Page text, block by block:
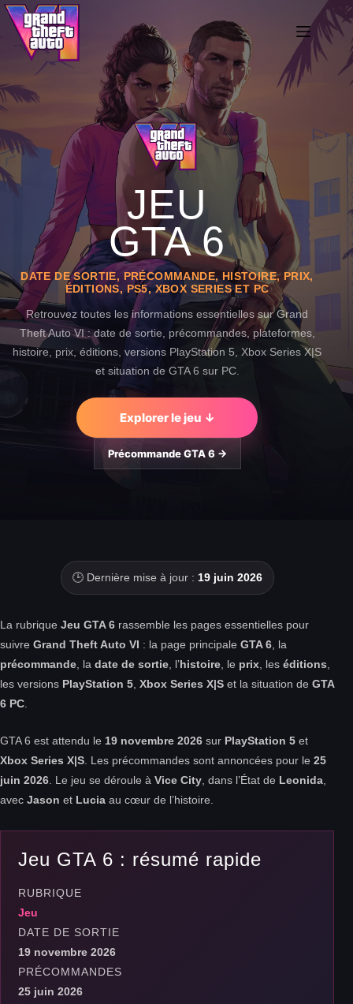
Passer
au
contenu
JEU
GTA 6
DATE DE SORTIE, PRÉCOMMANDE, HISTOIRE, PRIX,
ÉDITIONS, PS5, XBOX SERIES ET PC
Retrouvez toutes les informations essentielles sur Grand
Theft Auto VI : date de sortie, précommandes, plateformes,
histoire, prix, éditions, versions PlayStation 5, Xbox Series X|S
et situation de GTA 6 sur PC.
Explorer le jeu ↓
Précommande GTA 6 →
🕒 Dernière mise à jour : 19 juin 2026
La rubrique Jeu GTA 6 rassemble les pages essentielles pour
suivre Grand Theft Auto VI : la page principale GTA 6 , la
précommande , la date de sortie , l’histoire , le prix , les éditions
les versions PlayStation 5 Xbox Series X|S et la situation de GTA
6 PC
GTA 6 est attendu le 19 novembre 2026 sur PlayStation 5 et
Xbox Series X|S . Les précommandes sont annoncées pour le 25
juin 2026 . Le jeu se déroule à Vice City , dans l’État de Leonida
avec Jason et Lucia au cœur de l’histoire.
Jeu GTA 6 : résumé rapide
RUBRIQUE
Jeu
DATE DE SORTIE
19 novembre 2026
PRÉCOMMANDES
25 juin 2026